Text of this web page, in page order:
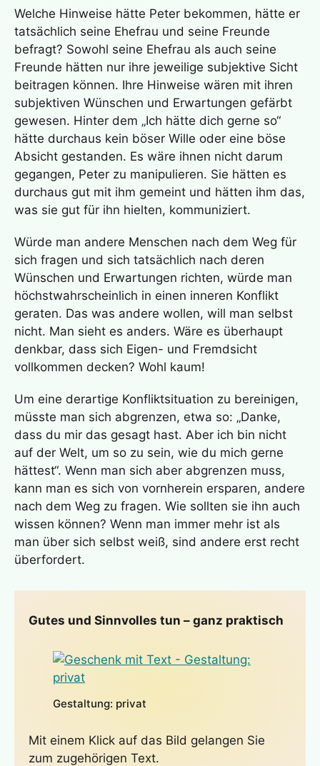
Welche Hinweise hätte Peter bekommen, hätte er
tatsächlich seine Ehefrau und seine Freunde
befragt? Sowohl seine Ehefrau als auch seine
Freunde hätten nur ihre jeweilige subjektive Sicht
beitragen können. Ihre Hinweise wären mit ihren
subjektiven Wünschen und Erwartungen gefärbt
gewesen. Hinter dem „Ich hätte dich gerne so“
hätte durchaus kein böser Wille oder eine böse
Absicht gestanden. Es wäre ihnen nicht darum
gegangen, Peter zu manipulieren. Sie hätten es
durchaus gut mit ihm gemeint und hätten ihm das,
was sie gut für ihn hielten, kommuniziert.
Würde man andere Menschen nach dem Weg für
sich fragen und sich tatsächlich nach deren
Wünschen und Erwartungen richten, würde man
höchstwahrscheinlich in einen inneren Konflikt
geraten. Das was andere wollen, will man selbst
nicht. Man sieht es anders. Wäre es überhaupt
denkbar, dass sich Eigen- und Fremdsicht
vollkommen decken? Wohl kaum!
Um eine derartige Konfliktsituation zu bereinigen,
müsste man sich abgrenzen, etwa so: „Danke,
dass du mir das gesagt hast. Aber ich bin nicht
auf der Welt, um so zu sein, wie du mich gerne
hättest“. Wenn man sich aber abgrenzen muss,
kann man es sich von vornherein ersparen, andere
nach dem Weg zu fragen. Wie sollten sie ihn auch
wissen können? Wenn man immer mehr ist als
man über sich selbst weiß, sind andere erst recht
überfordert.
Gutes und Sinnvolles tun – ganz praktisch
Gestaltung: privat
Mit einem Klick auf das Bild gelangen Sie
zum zugehörigen Text.